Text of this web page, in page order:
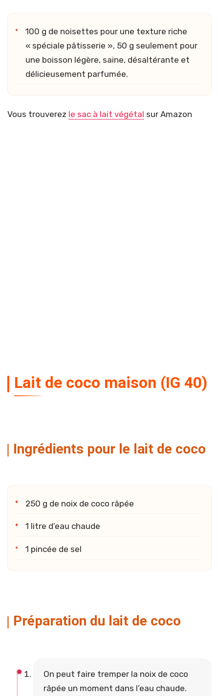
100 g de noisettes pour une texture riche
« spéciale pâtisserie », 50 g seulement pour
une boisson légère, saine, désaltérante et
délicieusement parfumée.
Vous trouverez le sac à lait végétal sur Amazon
Lait de coco maison (IG 40)
Ingrédients pour le lait de coco
250 g de noix de coco râpée
1 litre d’eau chaude
1 pincée de sel
Préparation du lait de coco
On peut faire tremper la noix de coco
râpée un moment dans l’eau chaude.